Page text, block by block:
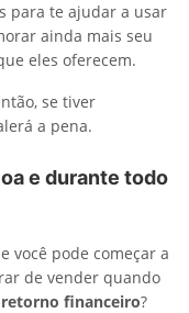
para te ajudar a usar
ainda mais seu
eles oferecem.
se tiver
a pena.
e durante todo
você pode começar a
de vender quando
financeiro?